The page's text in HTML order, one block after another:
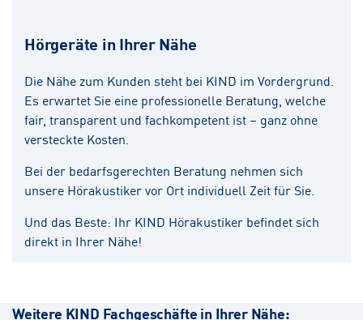
Hörgeräte in Ihrer Nähe
Die Nähe zum Kunden steht bei KIND im Vordergrund.
Es erwartet Sie eine professionelle Beratung, welche
fair, transparent und fachkompetent ist – ganz ohne
versteckte Kosten.
Bei der bedarfsgerechten Beratung nehmen sich
unsere Hörakustiker vor Ort individuell Zeit für Sie.
Und das Beste: Ihr KIND Hörakustiker befindet sich
direkt in Ihrer Nähe!
Weitere KIND Fachgeschäfte in Ihrer Nähe: